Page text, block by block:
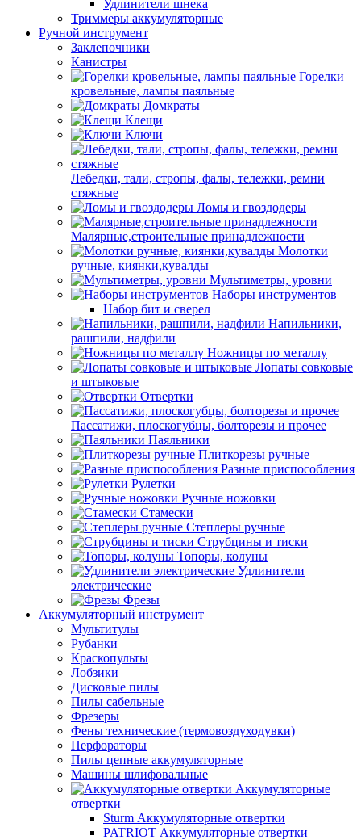
Удлинители шнека
Триммеры аккумуляторные
Ручной инструмент
Заклепочники
Канистры
Горелки
кровельные, лампы паяльные
Домкраты
Клещи
Ключи
Лебедки, тали, стропы, фалы, тележки, ремни
стяжные
Ломы и гвоздодеры
Малярные,строительные принадлежности
Молотки
ручные, киянки,кувалды
Мультиметры, уровни
Наборы инструментов
Набор бит и сверел
Напильники,
рашпили, надфили
Ножницы по металлу
Лопаты совковые
и штыковые
Отвертки
Пассатижи, плоскогубцы, болторезы и прочее
Паяльники
Плиткорезы ручные
Разные приспособления
Рулетки
Ручные ножовки
Стамески
Степлеры ручные
Струбцины и тиски
Топоры, колуны
Удлинители
электрические
Фрезы
Аккумуляторный инструмент
Мультитулы
Рубанки
Краскопульты
Лобзики
Дисковые пилы
Пилы сабельные
Фрезеры
Фены технические (термовоздуходувки)
Перфораторы
Пилы цепные аккумуляторные
Машины шлифовальные
Аккумуляторные
отвертки
Sturm Аккумуляторные отвертки
PATRIOT Аккумуляторные отвертки